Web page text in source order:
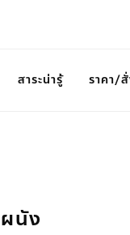
สาระน่ารู้ ราคา/
นัง